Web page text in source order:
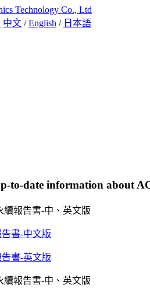
中文 /English / 日本語
to-date information about
續報告書-中、英文版
書-中文版
書-英文版
續報告書-中、英文版